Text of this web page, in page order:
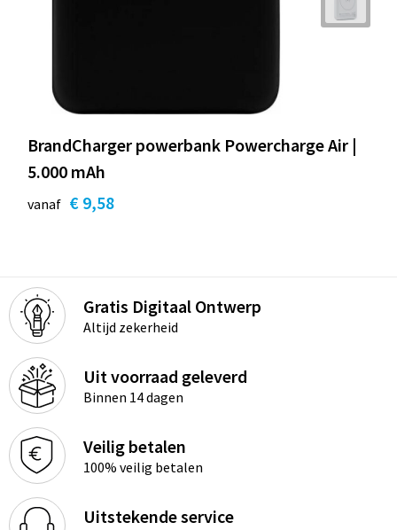
BrandCharger powerbank Powercharge Air |
5.000 mAh
vanaf € 9,58
Gratis Digitaal Ontwerp
Altijd zekerheid
Uit voorraad geleverd
Binnen 14 dagen
Veilig betalen
100% veilig betalen
Uitstekende service